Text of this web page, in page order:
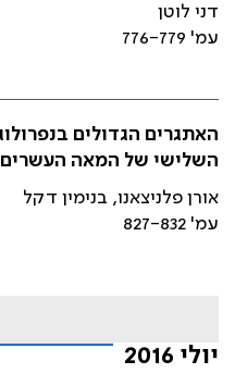
דני לוטן
עמ' 776-779
האתגרים הגדולים
השלישי של המאה
אורן פלניצאנו, בנימין דקל
עמ' 827-832
יולי 2016